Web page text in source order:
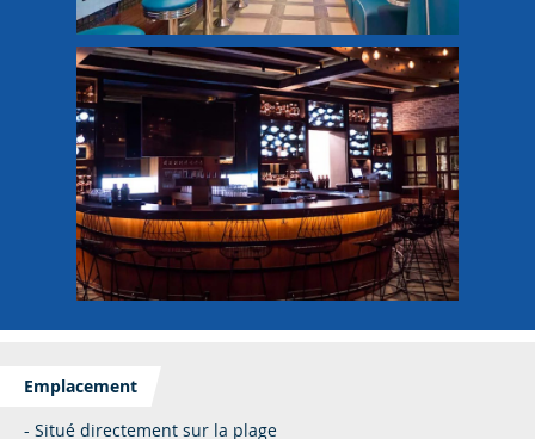
Emplacement
- Situé directement sur la plage